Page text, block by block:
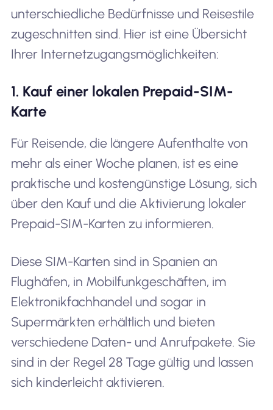
unterschiedliche Bedürfnisse und Reisestile
zugeschnitten sind. Hier ist eine Übersicht
Ihrer Internetzugangsmöglichkeiten:
1. Kauf einer lokalen Prepaid-SIM-
Karte
Für Reisende, die längere Aufenthalte von
mehr als einer Woche planen, ist es eine
praktische und kostengünstige Lösung, sich
über den Kauf und die Aktivierung lokaler
Prepaid-SIM-Karten zu informieren.
Diese SIM-Karten sind in Spanien an
Flughäfen, in Mobilfunkgeschäften, im
Elektronikfachhandel und sogar in
Supermärkten erhältlich und bieten
verschiedene Daten- und Anrufpakete. Sie
sind in der Regel 28 Tage gültig und lassen
sich kinderleicht aktivieren.